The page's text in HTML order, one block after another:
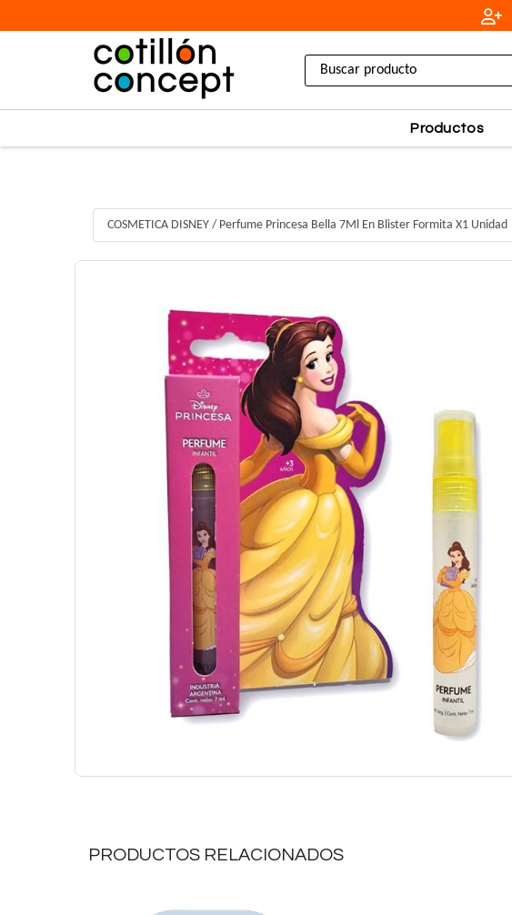
Productos
COSMETICA DISNEY / Perfume Princesa Bella 7Ml En Blister Formita X1 Unidad
PRODUCTOS RELACIONADOS